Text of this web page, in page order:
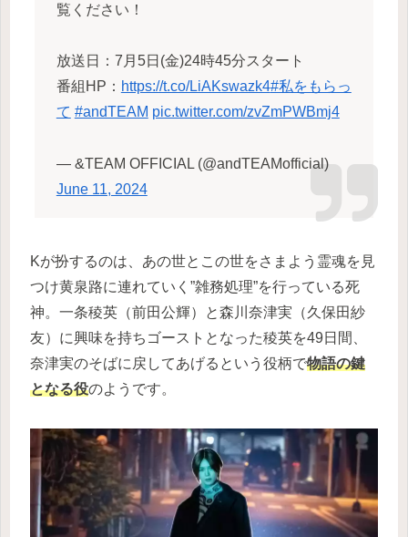
覧ください！
放送日：7月5日(金)24時45分スタート
番組HP： https://t.co/LiAKswazk4#私をもらっ
て #andTEAM pic.twitter.com/zvZmPWBmj4
— &TEAM OFFICIAL (@andTEAMofficial)
June 11, 2024
Kが扮するのは、あの世とこの世をさまよう霊魂を見
つけ黄泉路に連れていく”雑務処理”を行っている死
神。一条稜英（前田公輝）と森川奈津実（久保田紗
友）に興味を持ちゴーストとなった稜英を49日間、
奈津実のそばに戻してあげるという役柄で物語の鍵
となる役のようです。